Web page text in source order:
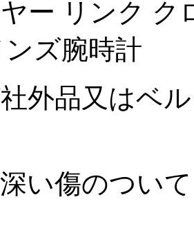
ー リンク ク
ズ腕時計
外品又はベ
い傷のつい